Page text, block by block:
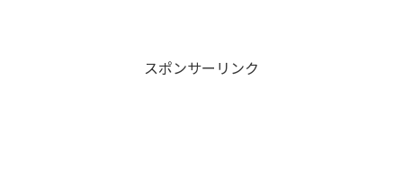
スポンサーリンク